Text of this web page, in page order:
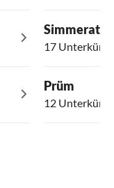
Simmerath
17
Prüm
12